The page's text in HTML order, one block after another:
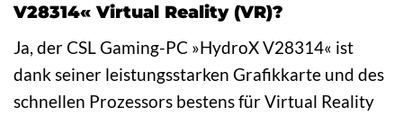
V28314« Virtual Reality (VR)?
Ja, der CSL Gaming-PC »HydroX V28314« ist
dank seiner leistungsstarken Grafikkarte und des
schnellen Prozessors bestens für Virtual Reality